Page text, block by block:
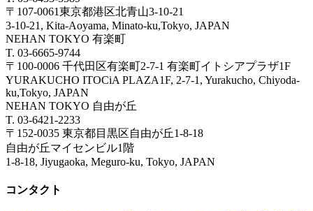
〒107-0061東京都港区北青山3-10-21
3-10-21, Kita-Aoyama, Minato-ku,Tokyo, JAPAN
NEHAN TOKYO 有楽町
T. 03-6665-9744
〒100-0006 千代田区有楽町2-7-1 有楽町イトシアプラザ1F
YURAKUCHO ITOCiA PLAZA1F, 2-7-1, Yurakucho, Chiyoda-
ku,Tokyo, JAPAN
NEHAN TOKYO 自由が丘
T. 03-6421-2233
〒152-0035 東京都目黒区自由が丘1-8-18
自由が丘マイセンビル1階
1-8-18, Jiyugaoka, Meguro-ku, Tokyo, JAPAN
コンタクト